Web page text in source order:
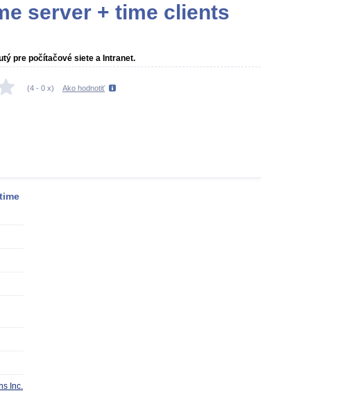
server + time clients
pre počítačové siete a Intranet.
(4 - 0 x) Ako hodnotiť
Inc.